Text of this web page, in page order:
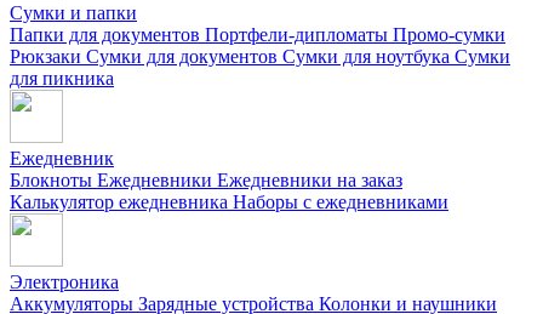
Сумки и папки
Папки для документов Портфели-дипломаты Промо-сумки
Рюкзаки Сумки для документов Сумки для ноутбука Сумки
для пикника
Ежедневник
Блокноты Ежедневники Ежедневники на заказ
Калькулятор ежедневника Наборы с ежедневниками
Электроника
Аккумуляторы Зарядные устройства Колонки и наушники